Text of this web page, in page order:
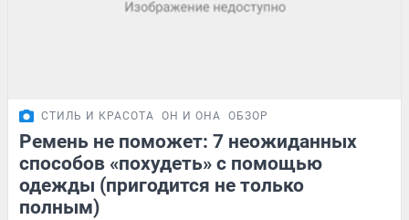
СТИЛЬ И КРАСОТА ОН И ОНА ОБЗОР
Ремень не поможет: 7 неожиданных
способов «похудеть» с помощью
одежды (пригодится не только
полным)